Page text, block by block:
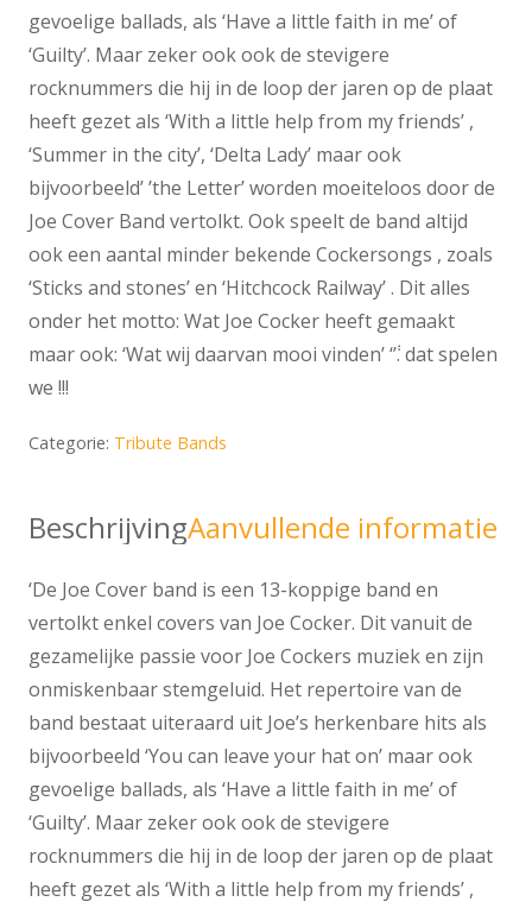
gevoelige ballads, als ‘Have a little faith in me’ of
‘Guilty’. Maar zeker ook ook de stevigere
rocknummers die hij in de loop der jaren op de plaat
heeft gezet als ‘With a little help from my friends’ ,
‘Summer in the city’, ‘Delta Lady’ maar ook
bijvoorbeeld’ ’the Letter’ worden moeiteloos door de
Joe Cover Band vertolkt. Ook speelt de band altijd
ook een aantal minder bekende Cockersongs , zoals
‘Sticks and stones’ en ‘Hitchcock Railway’ . Dit alles
onder het motto: Wat Joe Cocker heeft gemaakt
maar ook: ‘Wat wij daarvan mooi vinden’ ‘݃’. dat spelen
we !!!
Categorie: Tribute Bands
BeschrijvingAanvullende informatie
‘De Joe Cover band is een 13-koppige band en
vertolkt enkel covers van Joe Cocker. Dit vanuit de
gezamelijke passie voor Joe Cockers muziek en zijn
onmiskenbaar stemgeluid. Het repertoire van de
band bestaat uiteraard uit Joe’s herkenbare hits als
bijvoorbeeld ‘You can leave your hat on’ maar ook
gevoelige ballads, als ‘Have a little faith in me’ of
‘Guilty’. Maar zeker ook ook de stevigere
rocknummers die hij in de loop der jaren op de plaat
heeft gezet als ‘With a little help from my friends’ ,